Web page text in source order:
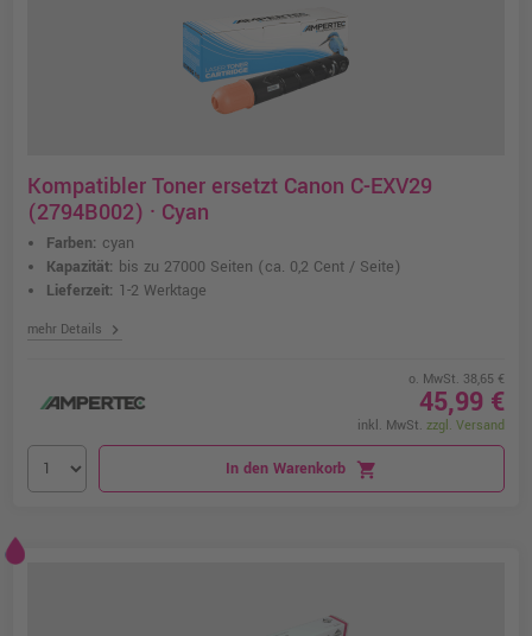
Kompatibler Toner ersetzt Canon C-EXV29
(2794B002) · Cyan
Farben: cyan
Kapazität: bis zu 27000 Seiten (ca. 0,2 Cent / Seite)
Lieferzeit: 1-2 Werktage
mehr Details chevron_right
o. MwSt. 38,65 €
45,99 €
inkl. MwSt. zzgl. Versand
In den Warenkorb shopping_cart